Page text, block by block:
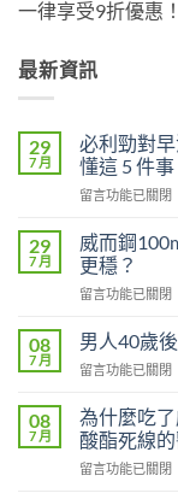
一律享受9折優惠
最新資訊
29
7 月
必利勁對
懂這 5 件事
在
利
勁
對
早
有
嗎？
了
沒
效
留言功能已關閉
29
7 月
威而鋼
更穩？
在
而
鋼
100mg
感
覺，
什
留言功能已關閉
08
7 月
男人40歲
在
人
40
歲
後
留言功能已關閉
08
7 月
為什麼吃
酸酯死線
在
留言功能已關閉